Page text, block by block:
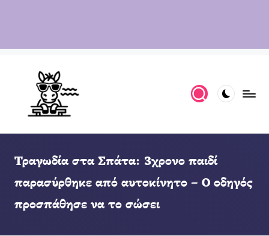
Τραγωδία στα Σπάτα: 3χρονο παιδί
παρασύρθηκε από αυτοκίνητο – Ο οδηγός
προσπάθησε να το σώσει